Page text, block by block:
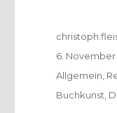
Autor
Veröffentlicht
am
6. November
Kategorien
Allgemein
Buchkunst